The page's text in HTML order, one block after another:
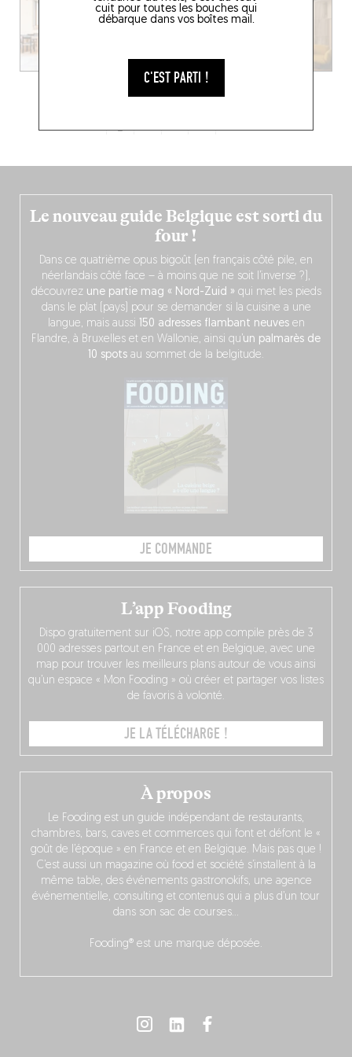
cuit pour toutes les bouches qui
débarque dans vos boîtes mail.
C'EST PARTI !
1 2 3 4
Le nouveau guide Belgique est sorti du
four !
Dans ce quatrième opus bigoût (en français côté pile, en
néerlandais côté face – à moins que ne soit l’inverse ?),
découvrez une partie mag « Nord-Zuid » qui met les pieds
dans le plat (pays) pour se demander si la cuisine a une
langue, mais aussi 150 adresses flambant neuvesen
Flandre, à Bruxelles et en Wallonie, ainsi qu’ un palmarès de
10 spots au sommet de la belgitude.
JE COMMANDE
À propos
Le Fooding est un guide indépendant de restaurants,
chambres, bars, caves et commerces qui font et défont le «
goût de l’époque » en France et en Belgique. Mais pas que !
C’est aussi un magazine où food et société s’installent à la
même table, des événements gastronokifs, une agence
événementielle, consulting et contenus qui a plus d’un tour
dans son sac de courses…
Fooding® est une marque déposée.
L’app Fooding
Dispo gratuitement sur iOS, notre app compile près de 3
000 adresses partout en France et en Belgique, avec une
map pour trouver les meilleurs plans autour de vous ainsi
qu’un espace « Mon Fooding » où créer et partager vos listes
de favoris à volonté.
JE LA TÉLÉCHARGE !